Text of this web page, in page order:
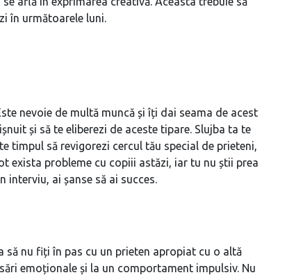
în următoarele luni.
nevoie de multă muncă și îți dai seama de acest
și să te eliberezi de aceste tipare. Slujba ta te
timpul să revigorezi cercul tău special de prieteni,
exista probleme cu copiii astăzi, iar tu nu știi prea
interviu, ai șanse să ai succes.
nu fiți în pas cu un prieten apropiat cu o altă
emoționale și la un comportament impulsiv. Nu